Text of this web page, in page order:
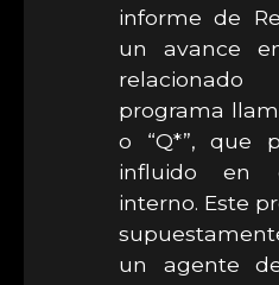
informe de
un avance
programa
o “Q*”, que
influido en
interno. Este
un agente